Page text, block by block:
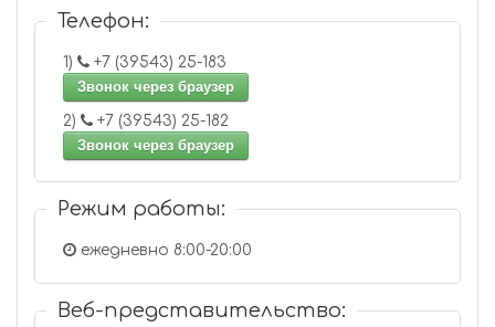
Телефон:
1)
+7 (39543) 25-183
Звонок через браузер
2)
+7 (39543) 25-182
Звонок через браузер
Режим работы:
ежедневно 8:00-20:00
Веб-представительство: